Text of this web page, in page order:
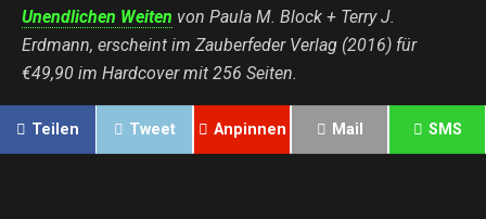
Unendlichen Weiten von Paula M. Block + Terry J.
Erdmann, erscheint im Zauberfeder Verlag (2016) für
€49,90 im Hardcover mit 256 Seiten.
Teilen Tweet Anpinnen Mail SMS